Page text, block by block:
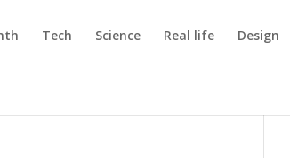
Tech Science Real life Design